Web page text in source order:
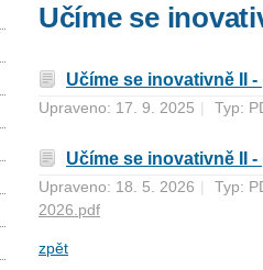
Učíme se
Učíme se inovativně II
Upraveno: 17. 9. 2025 | Typ:
Učíme se inovativně II
Upraveno: 18. 5. 2026 | Typ:
2026.pdf
zpět